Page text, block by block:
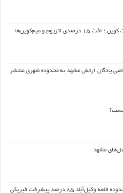
اتریوم و میم‌کوین‌ها
پادگان ارتش مشهد به محدوده شهری منتشر
مشهد
طراحی شهری محدوده قلعه وکیل‌آباد ۸۵ درصد پیشرفت فیزیکی